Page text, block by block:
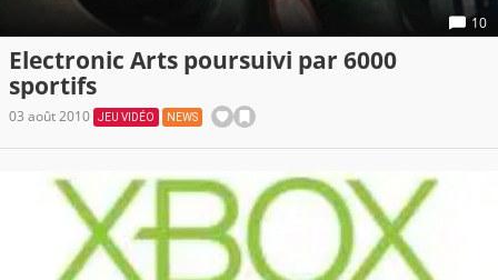
10
Electronic Arts poursuivi par 6000
sportifs
03 août 2010 JEU VIDÉO NEWS